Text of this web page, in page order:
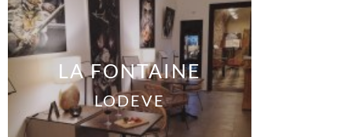
LA FONTAINE
LODEVE